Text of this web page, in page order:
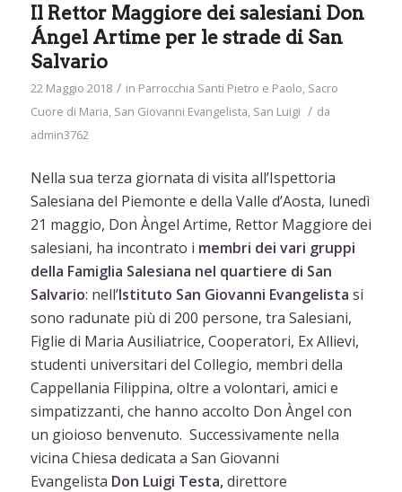
Il Rettor Maggiore dei salesiani Don
Ángel Artime per le strade di San
Salvario
22 Maggio 2018 / in Parrocchia Santi Pietro e Paolo, Sacro
Cuore di Maria, San Giovanni Evangelista, San Luigi / da
admin3762
Nella sua terza giornata di visita all’Ispettoria
Salesiana del Piemonte e della Valle d’Aosta, lunedì
21 maggio, Don Àngel Artime, Rettor Maggiore dei
salesiani, ha incontrato i membri dei vari gruppi
della Famiglia Salesiana nel quartiere di San
Salvario: nell’Istituto San Giovanni Evangelista si
sono radunate più di 200 persone, tra Salesiani,
Figlie di Maria Ausiliatrice, Cooperatori, Ex Allievi,
studenti universitari del Collegio, membri della
Cappellania Filippina, oltre a volontari, amici e
simpatizzanti, che hanno accolto Don Àngel con
un gioioso benvenuto. Successivamente nella
vicina Chiesa dedicata a San Giovanni
Evangelista Don Luigi Testa,direttore